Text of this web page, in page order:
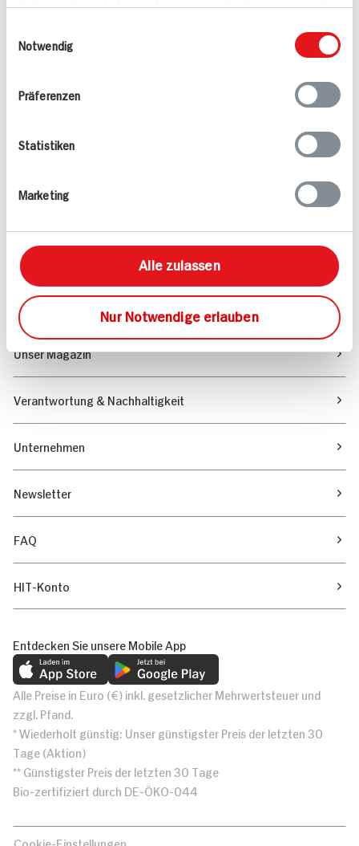
bereitgestellt haben oder die sie im Rahmen
Notwendig
Präferenzen
Statistiken
Marketing
Alle zulassen
Nur Notwendige erlauben
kontakt
hit.de
(0228) 42967 0
Sortiment
Marktfinder
Unser Magazin
Verantwortung & Nachhaltigkeit
Unternehmen
Newsletter
FAQ
HIT-Konto
Entdecken Sie unsere Mobile App
Alle Preise in Euro (€) inkl. gesetzlicher Mehrwertsteuer und
zzgl. Pfand.
* Wiederholt günstig: Unser günstigster Preis der letzten 30
Tage (Aktion)
** Günstigster Preis der letzten 30 Tage
Bio-zertifiziert durch DE-ÖKO-044
Cookie-Einstellungen